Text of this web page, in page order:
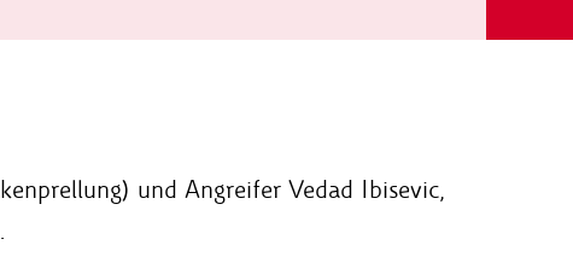
und Angreifer Vedad Ibisevic,